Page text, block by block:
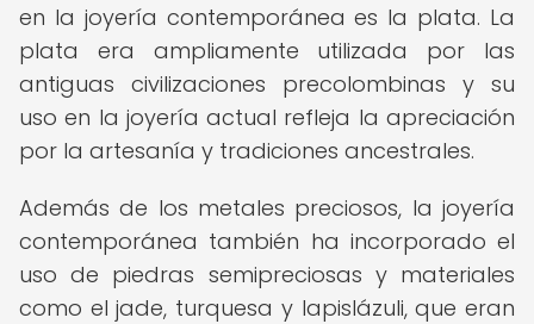
en la joyería contemporánea es la plata. La
plata era ampliamente utilizada por las
antiguas civilizaciones precolombinas y su
uso en la joyería actual refleja la apreciación
por la artesanía y tradiciones ancestrales.
Además de los metales preciosos, la joyería
contemporánea también ha incorporado el
uso de piedras semipreciosas y materiales
como el jade, turquesa y lapislázuli, que eran